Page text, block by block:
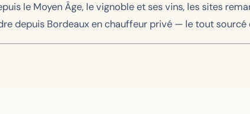
le Moyen Âge, le vignoble et ses vins, les sites
depuis Bordeaux en chauffeur privé — le tout sourcé